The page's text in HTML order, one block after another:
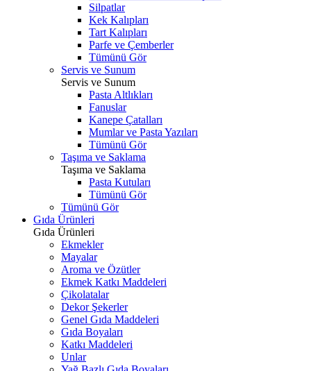
Silpatlar
Kek Kalıpları
Tart Kalıpları
Parfe ve Çemberler
Tümünü Gör
Servis ve Sunum
Servis ve Sunum
Pasta Altlıkları
Fanuslar
Kanepe Çatalları
Mumlar ve Pasta Yazıları
Tümünü Gör
Taşıma ve Saklama
Taşıma ve Saklama
Pasta Kutuları
Tümünü Gör
Tümünü Gör
Gıda Ürünleri
Gıda Ürünleri
Ekmekler
Mayalar
Aroma ve Özütler
Ekmek Katkı Maddeleri
Çikolatalar
Dekor Şekerler
Genel Gıda Maddeleri
Gıda Boyaları
Katkı Maddeleri
Unlar